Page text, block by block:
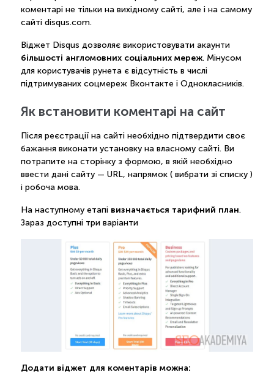
коментарі не тільки на вихідному сайті, але і на самому
сайті disqus.com.
Віджет Disqus дозволяє використовувати акаунти
більшості англомовних соціальних мереж. Мінусом
для користувачів рунета є відсутність в числі
підтримуваних соцмереж Вконтакте і Однокласників.
Як встановити коментарі на сайт
Після реєстрації на сайті необхідно підтвердити своє
бажання виконати установку на власному сайті. Ви
потрапите на сторінку з формою, в якій необхідно
ввести дані сайту — URL, напрямок ( вибрати зі списку )
і робоча мова.
На наступному етапі визначається тарифний план.
Зараз доступні три варіанти
Додати віджет для коментарів можна: